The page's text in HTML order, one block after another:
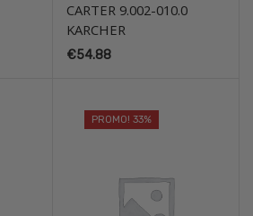
CARTER 9.002-010.0
KARCHER
€54.88
PROMO! 33%